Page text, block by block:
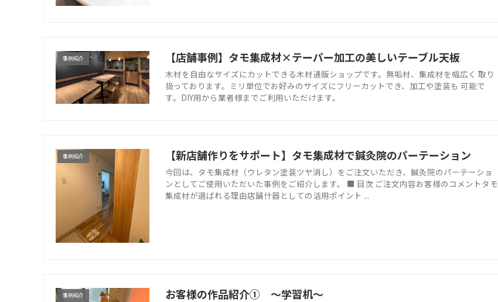
事例紹介 【店舗事例】タモ集成材×テーパー加工の美しいテーブル天板
木材を自由なサイズにカットできる木材通販ショップです。無垢材、集成材を幅広く 取り
扱っております。ミリ単位でお好みのサイズにフリーカットでき、加工や塗装も 可能で
す。DIY用から業者様までご利用いただけます。
事例紹介 【新店舗作りをサポート】タモ集成材で鍼灸院のパーテーション
今回は、タモ集成材（ウレタン塗装ツヤ消し）をご注文いただき、鍼灸院のパーテーショ
ンとしてご使用いただいた事例をご紹介します。 ■ 目次 ご注文内容お客様のコメントタモ
集成材が選ばれる理由店舗什器としての活用ポイント ...
事例紹介 お客様の作品紹介① ～学習机～